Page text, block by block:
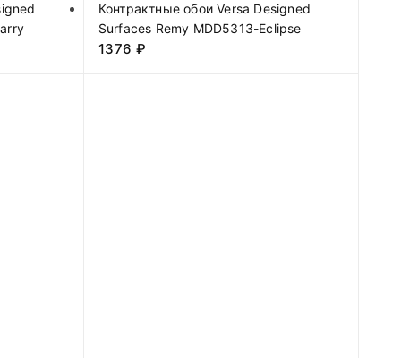
Контрактные обои Versa Designed
Surfaces Remy MDD5313-Eclipse
1376₽